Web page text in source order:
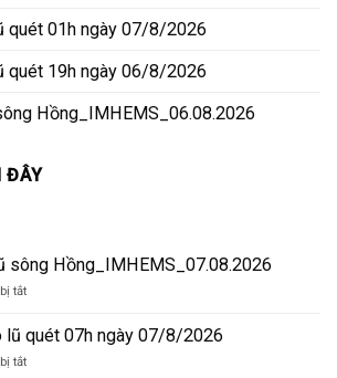
quét 01h ngày 07/8/2026
quét 19h ngày 06/8/2026
Hồng_IMHEMS_06.08.2026
ĐÂY
sông Hồng_IMHEMS_07.08.2026
tắtở
tin
dự
báo
lũ quét 07h ngày 07/8/2026
tắtở